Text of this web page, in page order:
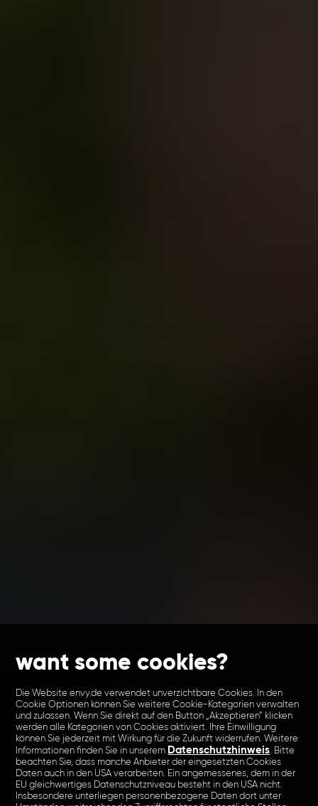
want some cookies?
Die Website envy.de verwendet unverzichtbare Cookies. In den
Cookie Optionen können Sie weitere Cookie-Kategorien verwalten
und zulassen. Wenn Sie direkt auf den Button „Akzeptieren“ klicken
werden alle Kategorien von Cookies aktiviert. Ihre Einwilligung
können Sie jederzeit mit Wirkung für die Zukunft widerrufen. Weitere
Informationen finden Sie in unserem Datenschutzhinweis. Bitte
beachten Sie, dass manche Anbieter der eingesetzten Cookies
Daten auch in den USA verarbeiten. Ein angemessenes, dem in der
EU gleichwertiges Datenschutzniveau besteht in den USA nicht.
Insbesondere unterliegen personenbezogene Daten dort unter